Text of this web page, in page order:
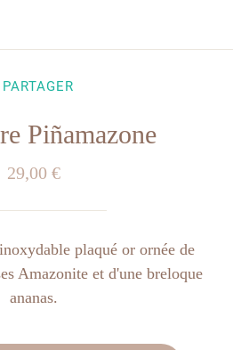
PARTAGER
Piñamazone
29,00 €
plaqué or ornée de
Amazonite et d'une breloque
ananas.